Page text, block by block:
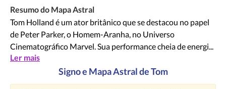
Resumo do Mapa Astral
Tom Holland é um ator britânico que se destacou no papel
de Peter Parker, o Homem-Aranha, no Universo
Cinematográfico Marvel. Sua performance cheia de energi...
Ler mais
Signo e Mapa Astral de Tom